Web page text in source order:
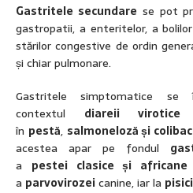
Gastritele secundare se pot
gastropatii, a enteritelor, a
stărilor congestive de ordin
și chiar pulmonare.
Gastritele simptomatice
contextul diareii virotice
în pestă, salmoneloză și
acestea apar pe fondul
a pestei clasice și
a parvovirozeicanine, iar la pisici